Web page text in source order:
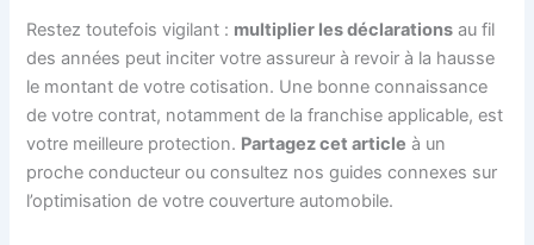
Restez toutefois vigilant : multiplier les déclarations au fil
des années peut inciter votre assureur à revoir à la hausse
le montant de votre cotisation. Une bonne connaissance
de votre contrat, notamment de la franchise applicable, est
votre meilleure protection. Partagez cet article à un
proche conducteur ou consultez nos guides connexes sur
l’optimisation de votre couverture automobile.